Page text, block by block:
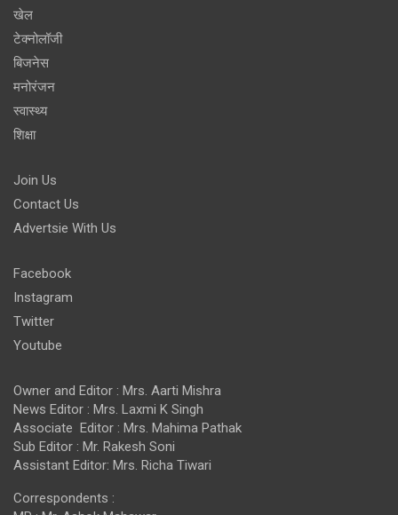
खेल
टेक्नोलॉजी
बिजनेस
मनोरंजन
स्वास्थ्य
शिक्षा
Join Us
Contact Us
Advertsie With Us
Facebook
Instagram
Twitter
Youtube
Owner and Editor : Mrs. Aarti Mishra
News Editor : Mrs. Laxmi K Singh
Associate Editor : Mrs. Mahima Pathak
Sub Editor : Mr. Rakesh Soni
Assistant Editor: Mrs. Richa Tiwari
Correspondents :